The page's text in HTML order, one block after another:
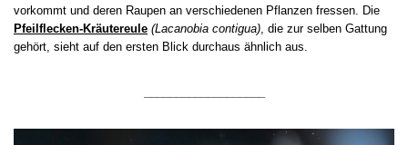
vorkommt und deren Raupen an verschiedenen Pflanzen fressen. Die
Pfeilflecken-Kräutereule (Lacanobia contigua), die zur selben Gattung
gehört, sieht auf den ersten Blick durchaus ähnlich aus.